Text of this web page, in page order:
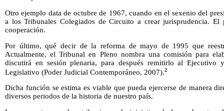
Otro ejemplo data de octubre de 1967, cuando en el sexenio del
a los Tribunales Colegiados de Circuito a crear jurisprudencia.
cooperación.
Por último, qué decir de la reforma de mayo de 1995 que
Actualmente, el Tribunal en Pleno nombra una comisión para
discutirá en sesión plenaria, para después remitirlo al
Legislativo (Poder Judicial Contemporáneo, 2007).2
Dicha función se estima es viable que pueda ejercerse de manera
diversos periodos de la historia de nuestro país.